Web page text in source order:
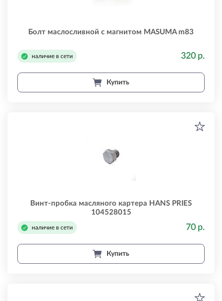
Болт маслосливной с магнитом MASUMA m83
наличие в сети 320 р.
Купить
Винт-пробка масляного картера HANS PRIES
104528015
наличие в сети 70 р.
Купить